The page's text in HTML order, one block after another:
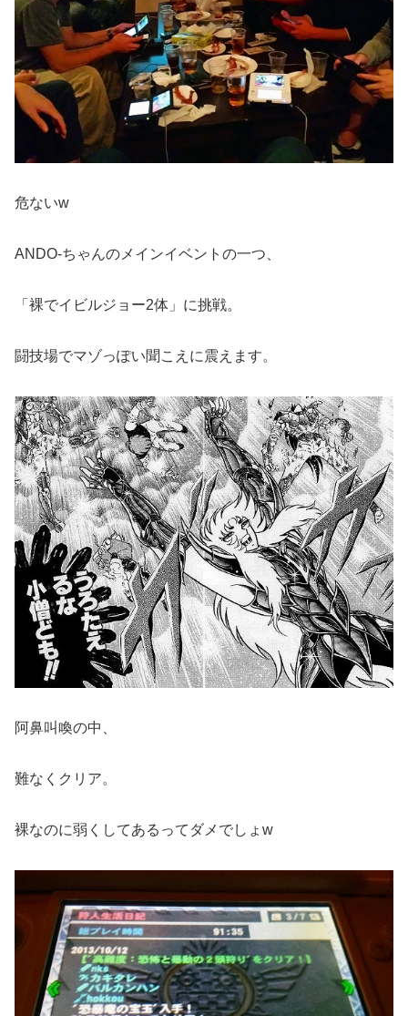
危ないw
ANDO-ちゃんのメインイベントの一つ、
「裸でイビルジョー2体」に挑戦。
闘技場でマゾっぽい聞こえに震えます。
阿鼻叫喚の中、
難なくクリア。
裸なのに弱くしてあるってダメでしょw